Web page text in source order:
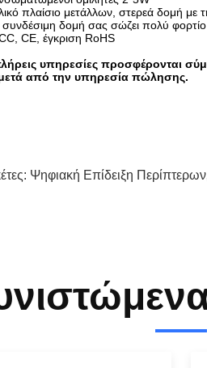
πλαίσιο μετάλλων, στερεά δομή με
δομή σας σώζει πολύ φορτίο
CE, έγκριση RoHS
υπηρεσίες προσφέρονται
από την υπηρεσία πώλησης.
Ψηφιακή Επίδειξη Περίπτερων